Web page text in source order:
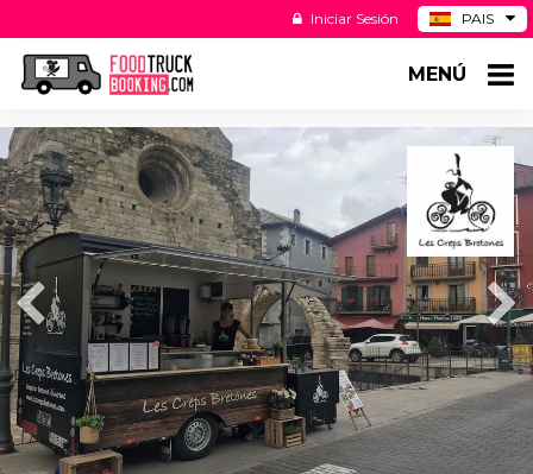
PAIS
DE
US
Iniciar Sesión
MENÚ